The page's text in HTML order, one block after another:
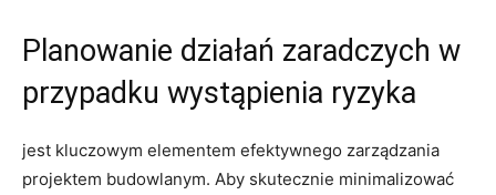
Planowanie działań zaradczych ⁤w
przypadku‌ wystąpienia ryzyka
jest⁢ kluczowym elementem efektywnego​ zarządzania
projektem budowlanym.⁤ Aby skutecznie minimalizować